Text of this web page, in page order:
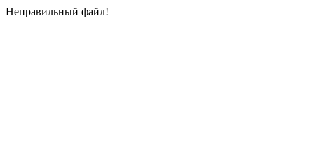
Неправильный файл!